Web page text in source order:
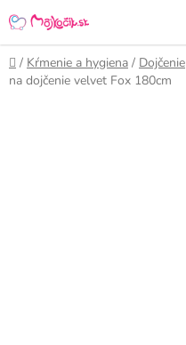
na
obsah
Domov
/ Kŕmenie a hygiena / Dojčenie
na dojčenie velvet Fox 180cm